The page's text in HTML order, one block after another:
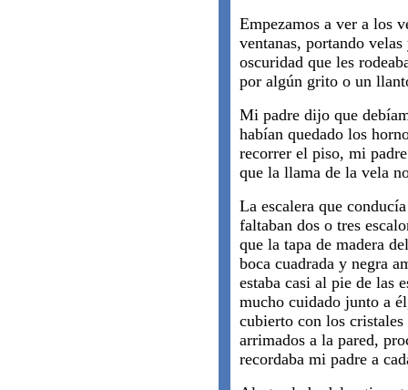
Empezamos a ver a los
ventanas, portando
oscuridad que les
por algún grito o un
Mi padre dijo que
habían quedado los
recorrer el piso, mi
que la llama de la vela
La escalera que
faltaban dos o tres
que la tapa de madera
boca cuadrada y negra
estaba casi al pie de las
mucho cuidado junto a
cubierto con los
arrimados a la pared,
recordaba mi padre a